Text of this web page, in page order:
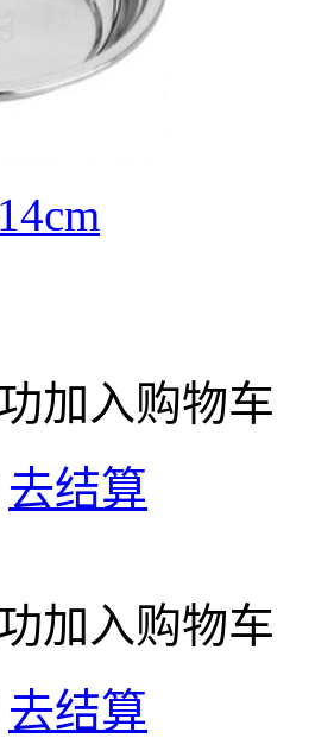
加入购物车
去结算
加入购物车
去结算